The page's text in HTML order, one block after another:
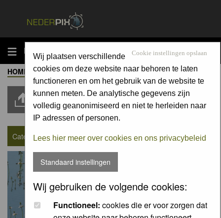
MENU Cookie instellingen opslaan
Wij plaatsen verschillende
cookies om deze website naar behoren te laten
functioneren en om het gebruik van de website te
kunnen meten. De analytische gegevens zijn
volledig geanonimiseerd en niet te herleiden naar
IP adressen of personen.
Lees hier meer over cookies en ons privacybeleid
Standaard instellingen
Wij gebruiken de volgende cookies:
Functioneel: cookies die er voor zorgen dat
HOME -ALBUM-SEIZOENSOPDRACHT
Moderators: None
Upload Pic
Category : Seizoensopdracht